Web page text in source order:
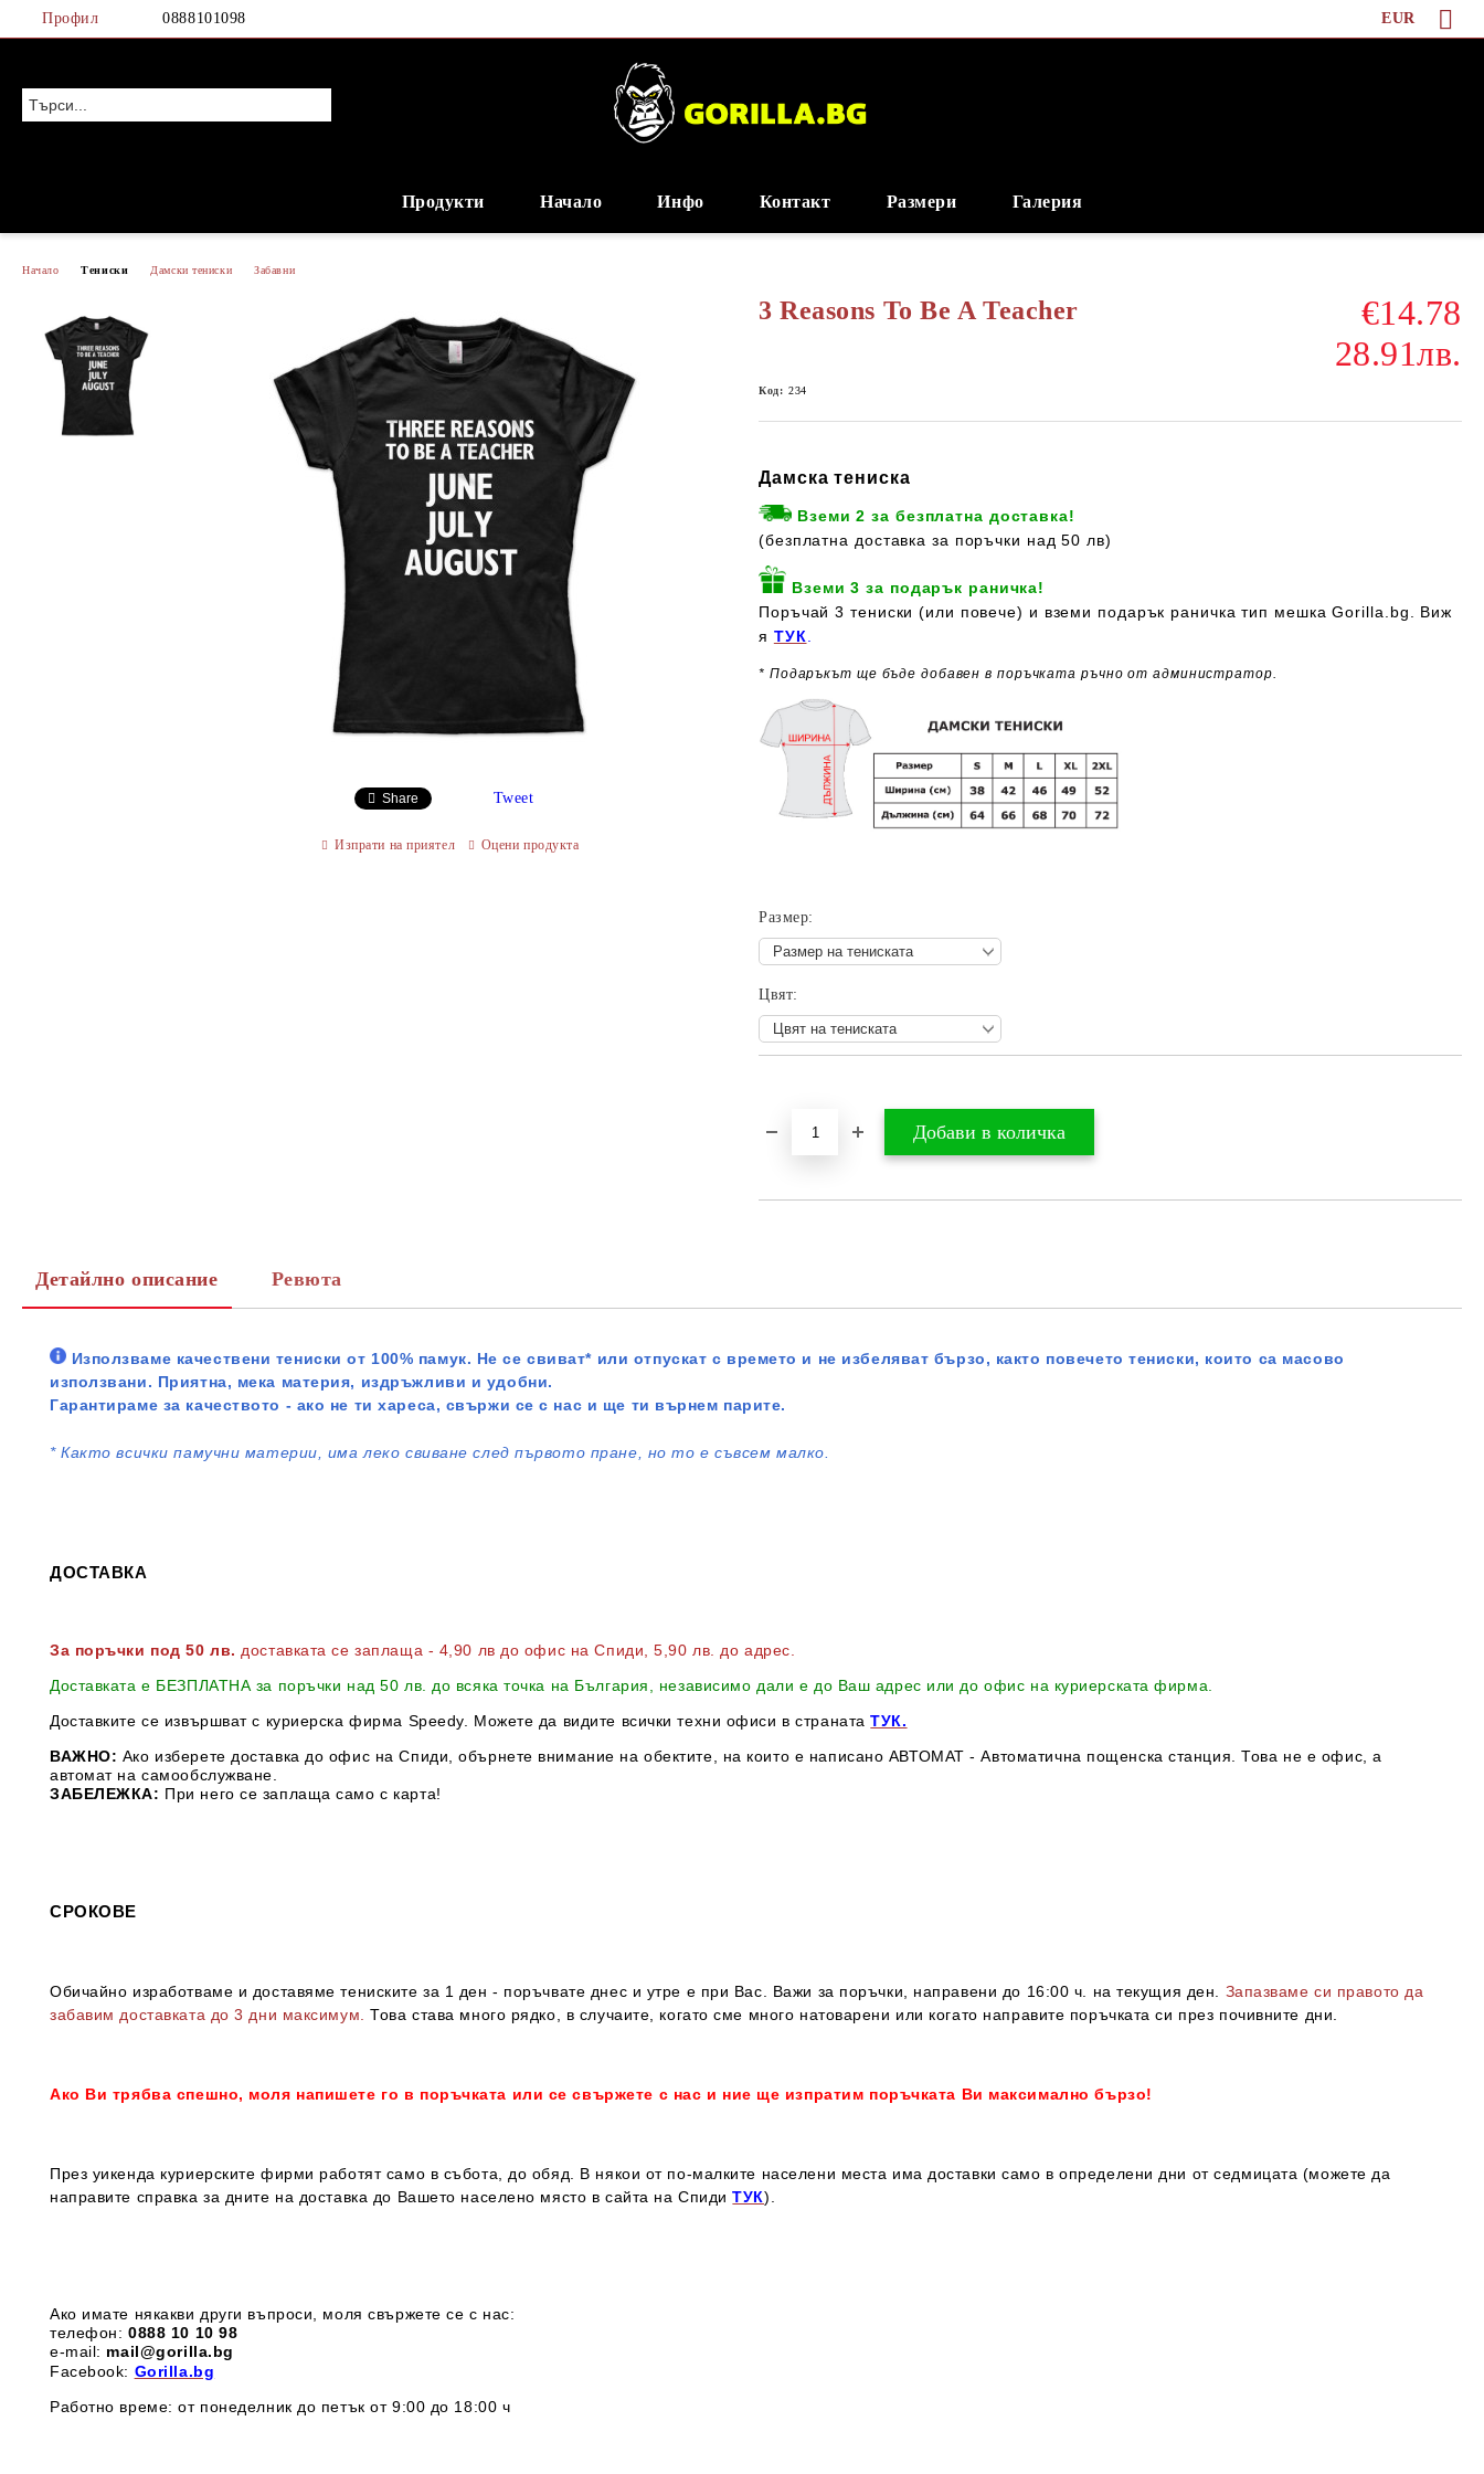
Профил 0888101098 EUR
Продукти Начало Инфо Контакт Размери Галерия
Начало Тениски Дамски тениски Забавни
3 Reasons To Be A Teacher
€14.78
28.91лв.
Код: 234
Дамска тениска
Вземи 2 за безплатна доставка!
(безплатна доставка за поръчки над 50 лв)
Вземи 3 за подарък раничка!
Поръчай 3 тениски (или повече) и вземи подарък раничка тип мешка Gorilla.bg. Виж
я ТУК
* Подаръкът ще бъде добавен в поръчката ръчно от администратор.
Размер:
Цвят:
Share Tweet
Изпрати на приятел Оцени продукта
Детайлно описание Ревюта
Използваме качествени тениски от 100% памук. Не се свиват* или отпускат с времето и не избеляват бързо, както повечето тениски, които са масово
използвани. Приятна, мека материя, издръжливи и удобни.
Гарантираме за качеството - ако не ти хареса, свържи се с нас и ще ти върнем парите.
*Както всички памучни материи, има леко свиване след първото пране, но то е съвсем малко.
ДОСТАВКА
За поръчки под 50 лв. доставката се заплаща - 4,90 лв до офис на Спиди , 5,90 лв. до адрес
Доставката е БЕЗПЛАТНА за поръчки над 50 лв. до всяка точка на България, независимо дали е до Ваш адрес или до офис на куриерската фирма.
Доставките се извършват с куриерска фирма Speedy. Можете да видите всички техни офиси в страната ТУК.
ВАЖНО: Ако изберете доставка до офис на Спиди, обърнете внимание на обектите, на които е написано АВТОМАТ - Автоматична пощенска станция. Това не е офис, а
автомат на самообслужване.
ЗАБЕЛЕЖКА: При него се заплаща само с карта!
СРОКОВЕ
Обичайно изработваме и доставяме тениските за 1 ден - поръчвате днес и утре е при Вас. Важи за поръчки, направени до 16:00 ч. на текущия ден. Запазваме си правото да
забавим доставката до 3 дни максимум.
Това става много рядко, в случаите, когато сме много натоварени или когато направите поръчката си през почивните дни.
Ако Ви трябва спешно, моля напишете го в поръчката или се свържете с нас и ние ще изпратим поръчката Ви максимално бързо!
През уикенда куриерските фирми работят само в събота, до обяд. В някои от по-малките населени места има доставки само в определени дни от седмицата (можете да
направите справка за дните на доставка до Вашето населено място в сайта на СпидиТУК).
Ако имате някакви други въпроси, моля свържете се с нас:
телефон:0888 10 10 98
e-mail: mail@gorilla.bg
Facebook: Gorilla.bg
Работно време: от понеделник до петък от 9:00 до 18:00 ч